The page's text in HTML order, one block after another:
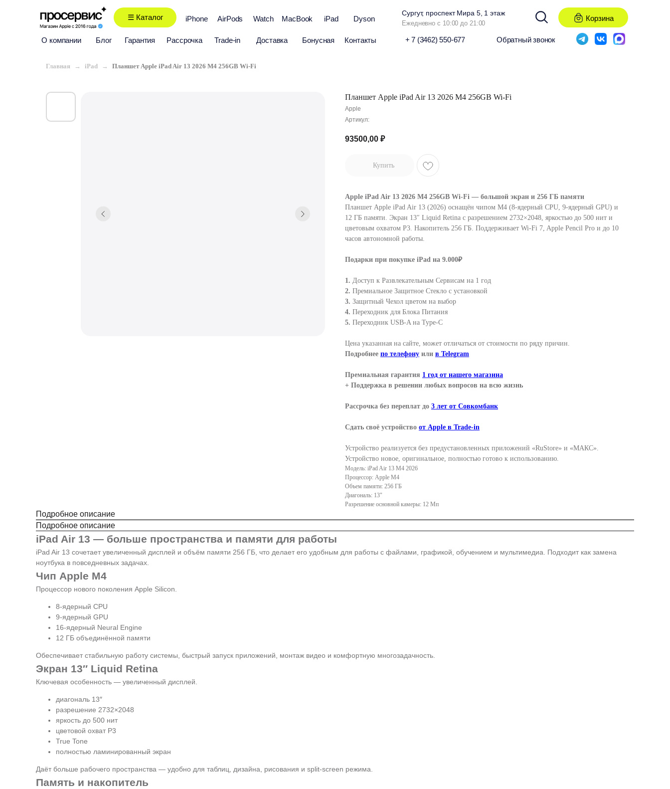
☰ Каталог Корзина
iPhone AirPods MacBook
Watch Dyson
Ежедневно с 10:00 до 21:00
Сургут, проспект Мира 5, 1 этаж
Обратный звонок
+ 7 (3462) 550-677
О компании Гарантия Trade-in
Блог Контакты
Бонусная
Доставка
Рассрочка
iPad
Главная iPad Планшет Apple iPad Air 13 2026 M4 256GB Wi-Fi
Планшет Apple iPad Air 13 2026 M4 256GB Wi-Fi
Apple
Артикул:
93500,00 ₽
Купить
Apple iPad Air 13 2026 M4 256GB Wi-Fi — большой экран и 256 ГБ памяти
Планшет Apple iPad Air 13 (2026) оснащён чипом M4 (8-ядерный CPU, 9-ядерный GPU) и
12 ГБ памяти. Экран 13″ Liquid Retina с разрешением 2732×2048, яркостью до 500 нит и
цветовым охватом P3. Накопитель 256 ГБ. Поддерживает Wi-Fi 7, Apple Pencil Pro и до 10
часов автономной работы.
Подарки при покупке iPad на 9.000₽
1. Доступ к Развлекательным Сервисам на 1 год
2. Премиальное Защитное Стекло с установкой
3. Защитный Чехол цветом на выбор
4. Переходник для Блока Питания
5. Переходник USB-A на Type-C
Цена указанная на сайте, может отличаться от стоимости по ряду причин.
Подробнее по телефону или в Telegram
Премиальная гарантия 1 год от нашего магазина
+ Поддержка в решении любых вопросов на всю жизнь
Рассрочка без переплат до 3 лет от Совкомбанк
Сдать своё устройство от Apple в Trade-in
Устройство реализуется без предустановленных приложений «RuStore» и «МАКС».
Устройство новое, оригинальное, полностью готово к использованию.
Модель: iPad Air 13 M4 2026
Процессор: Apple M4
Объем памяти: 256 ГБ
Диагональ: 13"
Разрешение основной камеры: 12 Мп
Подробное описание
Подробное описание
iPad Air 13 — больше пространства и памяти для работы
iPad Air 13 сочетает увеличенный дисплей и объём памяти 256 ГБ, что делает его удобным для работы с файлами, графикой, обучением и мультимедиа. Подходит как замена
ноутбука в повседневных задачах.
Чип Apple M4
Процессор нового поколения Apple Silicon.
8-ядерный CPU
9-ядерный GPU
16-ядерный Neural Engine
12 ГБ объединённой памяти
Обеспечивает стабильную работу системы, быстрый запуск приложений, монтаж видео и комфортную многозадачность.
Экран 13″ Liquid Retina
Ключевая особенность — увеличенный дисплей.
диагональ 13″
разрешение 2732×2048
яркость до 500 нит
цветовой охват P3
True Tone
полностью ламинированный экран
Даёт больше рабочего пространства — удобно для таблиц, дизайна, рисования и split-screen режима.
Память и накопитель